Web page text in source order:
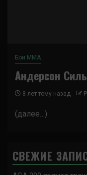
Бои ММА
Андерсон
8 лет тому назад
(далее…)
СВЕЖИЕ